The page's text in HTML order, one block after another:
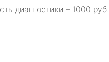
диагностики – 1000 руб.